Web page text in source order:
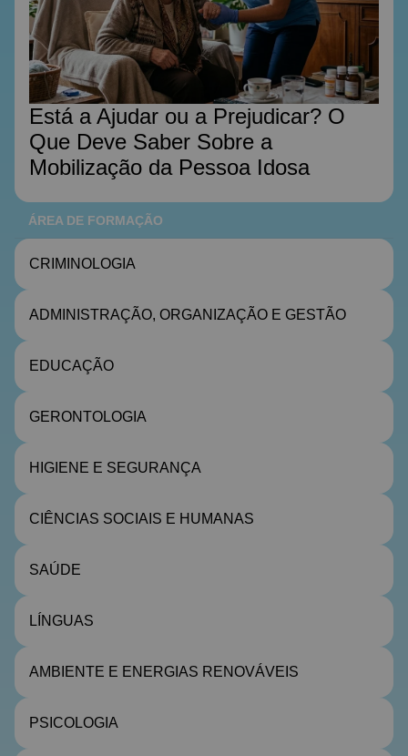
Está a Ajudar ou a Prejudicar? O
Que Deve Saber Sobre a
Mobilização da Pessoa Idosa
ÁREA DE FORMAÇÃO
CRIMINOLOGIA
ADMINISTRAÇÃO, ORGANIZAÇÃO E GESTÃO
EDUCAÇÃO
GERONTOLOGIA
HIGIENE E SEGURANÇA
CIÊNCIAS SOCIAIS E HUMANAS
SAÚDE
LÍNGUAS
AMBIENTE E ENERGIAS RENOVÁVEIS
PSICOLOGIA